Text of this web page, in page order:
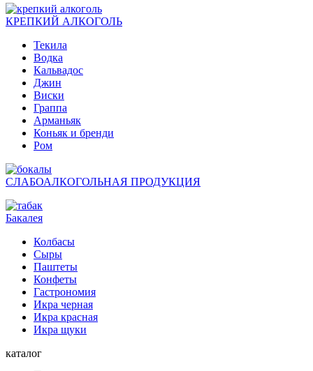
КРЕПКИЙ АЛКОГОЛЬ
Текила
Водка
Кальвадос
Джин
Виски
Граппа
Арманьяк
Коньяк и бренди
Ром
СЛАБОАЛКОГОЛЬНАЯ ПРОДУКЦИЯ
Бакалея
Колбасы
Сыры
Паштеты
Конфеты
Гастрономия
Икра черная
Икра красная
Икра щуки
каталог